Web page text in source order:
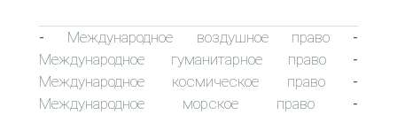
- Международное воздушное право-
Международное гуманитарное право -
Международное космическое право-
Международное морское право -